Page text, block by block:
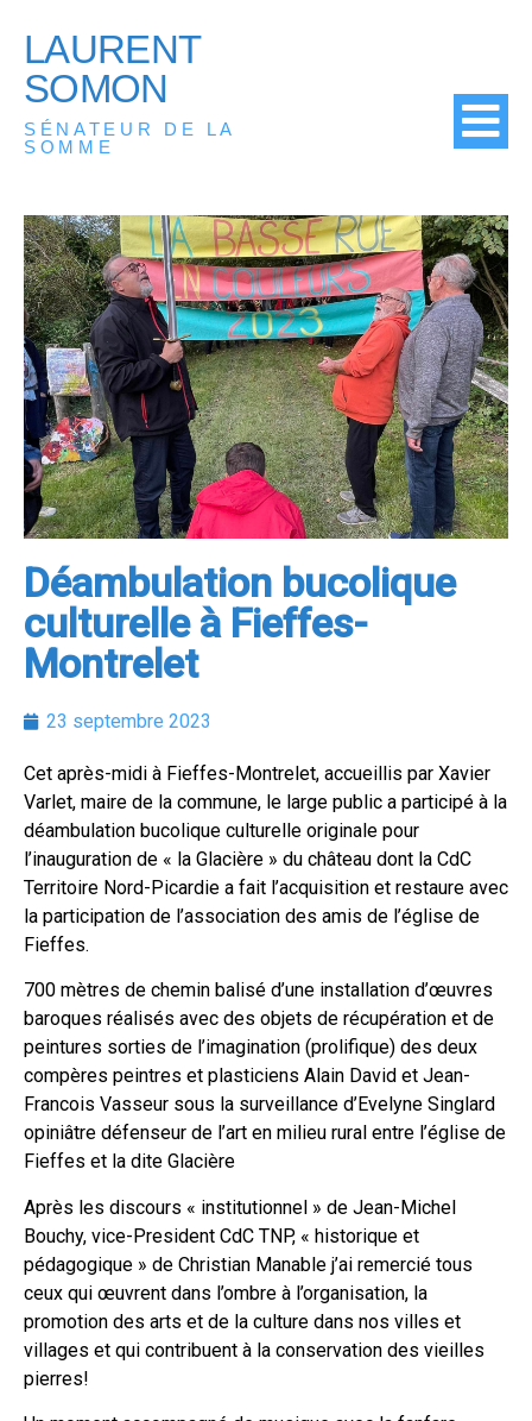
LAURENT
SOMON
SÉNATEUR DE LA
SOMME
Déambulation bucolique
culturelle à Fieffes-
Montrelet
23 septembre 2023
Cet après-midi à Fieffes-Montrelet, accueillis par Xavier
Varlet, maire de la commune, le large public a participé à la
déambulation bucolique culturelle originale pour
l’inauguration de « la Glacière » du château dont la CdC
Territoire Nord-Picardie a fait l’acquisition et restaure avec
la participation de l’association des amis de l’église de
Fieffes.
700 mètres de chemin balisé d’une installation d’œuvres
baroques réalisés avec des objets de récupération et de
peintures sorties de l’imagination (prolifique) des deux
compères peintres et plasticiens Alain David et Jean-
Francois Vasseur sous la surveillance d’Evelyne Singlard
opiniâtre défenseur de l’art en milieu rural entre l’église de
Fieffes et la dite Glacière
Après les discours « institutionnel » de Jean-Michel
Bouchy, vice-President CdC TNP, « historique et
pédagogique » de Christian Manable j’ai remercié tous
ceux qui œuvrent dans l’ombre à l’organisation, la
promotion des arts et de la culture dans nos villes et
villages et qui contribuent à la conservation des vieilles
pierres!